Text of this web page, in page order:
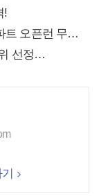
!
픈런 무슨일?
선정…